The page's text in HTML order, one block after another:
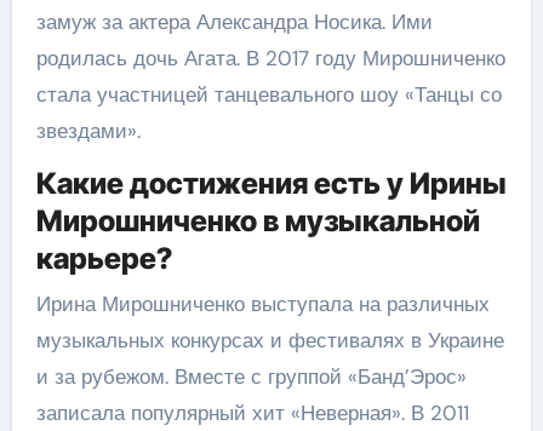
замуж за актера Александра Носика. Ими
родилась дочь Агата. В 2017 году Мирошниченко
стала участницей танцевального шоу «Танцы со
звездами».
Какие достижения есть у Ирины
Мирошниченко в музыкальной
карьере?
Ирина Мирошниченко выступала на различных
музыкальных конкурсах и фестивалях в Украине
и за рубежом. Вместе с группой «Банд’Эрос»
записала популярный хит «Неверная». В 2011